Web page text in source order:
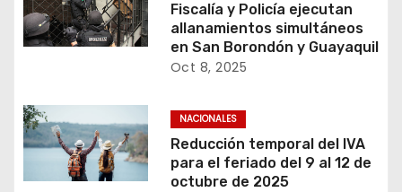
Fiscalía y Policía ejecutan
allanamientos simultáneos
en San Borondón y Guayaquil
Oct 8, 2025
NACIONALES
Reducción temporal del IVA
para el feriado del 9 al 12 de
octubre de 2025